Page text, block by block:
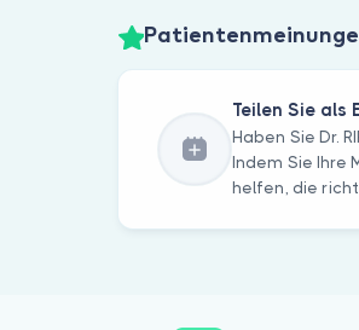
Teilen Sie als
Haben Sie Dr.
Indem Sie Ihre
helfen, die